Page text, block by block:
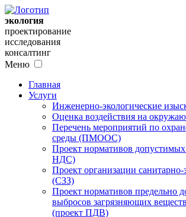
экология
проектирование
исследования
консалтинг
Меню
Главная
Услуги
Инженерно-экологические
Оценка воздействия на
Перечень мероприятий по
среды (ПМООС)
Проект нормативов допустимых
НДС)
Проект организации
(СЗЗ)
Проект нормативов предельно
выбросов загрязняющих
(проект ПДВ)